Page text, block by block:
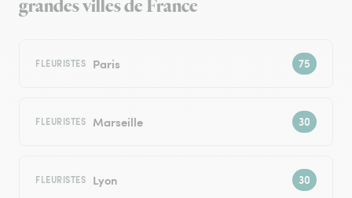
grandes villes de France
FLEURISTES Paris
FLEURISTES Marseille
FLEURISTES Lyon